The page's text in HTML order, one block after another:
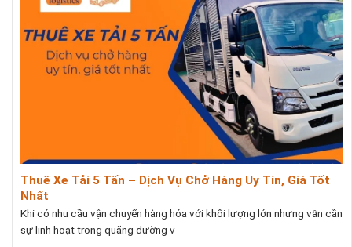
Thuê Xe Tải 5 Tấn – Dịch Vụ Chở Hàng Uy Tín, Giá Tốt
Nhất
Khi có nhu cầu vận chuyển hàng hóa với khối lượng lớn nhưng vẫn cần
sự linh hoạt trong quãng đường v